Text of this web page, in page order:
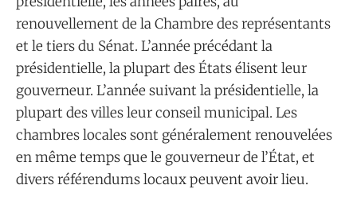
renouvellement de la Chambre des représentants
et le tiers du Sénat. L’année précédant la
présidentielle, la plupart des États élisent leur
gouverneur. L’année suivant la présidentielle, la
plupart des villes leur conseil municipal. Les
chambres locales sont généralement renouvelées
en même temps que le gouverneur de l’État, et
divers référendums locaux peuvent avoir lieu.